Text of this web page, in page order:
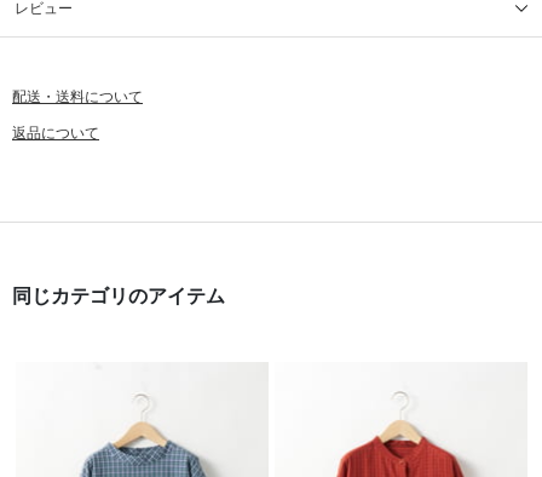
レビュー
配送・送料について
返品について
同じカテゴリのアイテム